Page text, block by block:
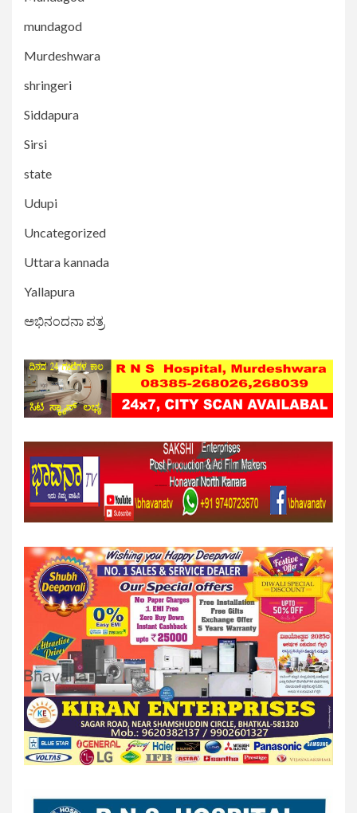
mundagod
Murdeshwara
shringeri
Siddapura
Sirsi
state
Udupi
Uncategorized
Uttara kannada
Yallapura
ಅಭಿನಂದನಾ ಪತ್ರ